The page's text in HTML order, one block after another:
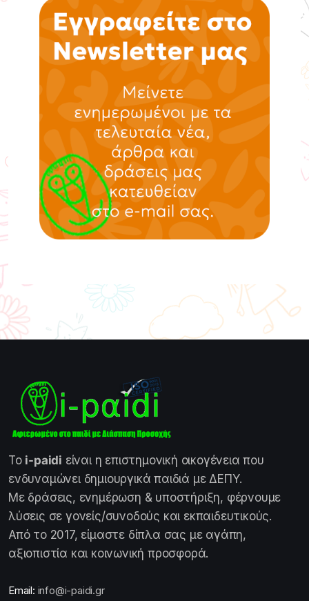
Το i-paidi είναι η επιστημονική οικογένεια που
ενδυναμώνει δημιουργικά παιδιά με ΔΕΠΥ.
Με δράσεις, ενημέρωση & υποστήριξη, φέρνουμε
λύσεις σε γονείς/συνοδούς και εκπαιδευτικούς.
Από το 2017, είμαστε δίπλα σας με αγάπη,
αξιοπιστία και κοινωνική προσφορά.
Email: info@i-paidi.gr